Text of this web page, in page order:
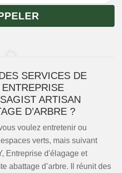
SERVICES DE
ARTISAN
D’ARBRE ?
voulez entretenir ou
verts, mais suivant
Entreprise d'élagage et
abattage d’arbre. Il réunit des